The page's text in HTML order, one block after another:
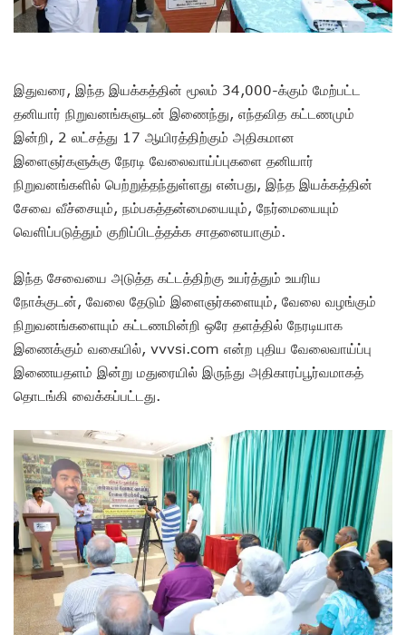
இதுவரை, இந்த இயக்கத்தின் மூலம் 34,000-க்கும் மேற்பட்ட
தனியார் நிறுவனங்களுடன் இணைந்து, எந்தவித கட்டணமும்
இன்றி, 2 லட்சத்து 17 ஆயிரத்திற்கும் அதிகமான
இளைஞர்களுக்கு நேரடி வேலைவாய்ப்புகளை தனியார்
நிறுவனங்களில் பெற்றுத்தந்துள்ளது என்பது, இந்த இயக்கத்தின்
சேவை வீச்சையும், நம்பகத்தன்மையையும், நேர்மையையும்
வெளிப்படுத்தும் குறிப்பிடத்தக்க சாதனையாகும்.
இந்த சேவையை அடுத்த கட்டத்திற்கு உயர்த்தும் உயரிய
நோக்குடன், வேலை தேடும் இளைஞர்களையும், வேலை வழங்கும்
நிறுவனங்களையும் கட்டணமின்றி ஒரே தளத்தில் நேரடியாக
இணைக்கும் வகையில், vvvsi.com என்ற புதிய வேலைவாய்ப்பு
இணையதளம் இன்று மதுரையில் இருந்து அதிகாரப்பூர்வமாகத்
தொடங்கி வைக்கப்பட்டது.